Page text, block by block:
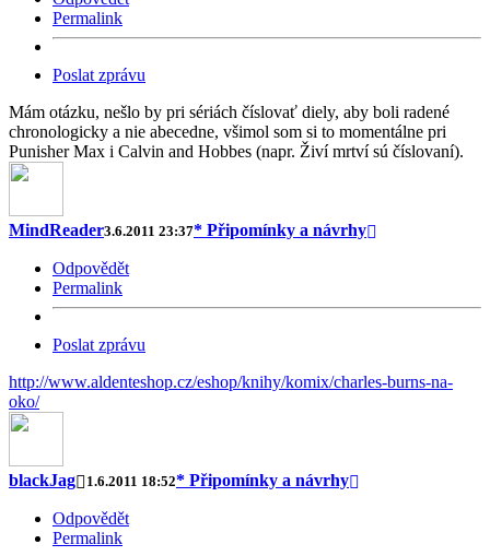
Permalink
Poslat zprávu
Mám otázku, nešlo by pri sériách číslovať diely, aby boli radené
chronologicky a nie abecedne, všimol som si to momentálne pri
Punisher Max i Calvin and Hobbes (napr. Živí mrtví sú číslovaní).
MindReader3.6.2011 23:37* Připomínky a návrhy
Odpovědět
Permalink
Poslat zprávu
http://www.aldenteshop.cz/eshop/knihy/komix/charles-burns-na-
oko/
blackJag 1.6.2011 18:52* Připomínky a návrhy
Odpovědět
Permalink